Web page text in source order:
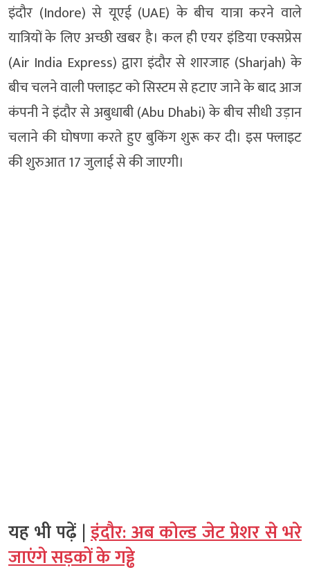
इंदौर (Indore) से यूएई (UAE) के बीच यात्रा करने वाले
यात्रियों के लिए अच्छी खबर है। कल ही एयर इंडिया एक्सप्रेस
(Air India Express) द्वारा इंदौर से शारजाह (Sharjah) के
बीच चलने वाली फ्लाइट को सिस्टम से हटाए जाने के बाद आज
कंपनी ने इंदौर से अबुधाबी (Abu Dhabi) के बीच सीधी उड़ान
चलाने की घोषणा करते हुए बुकिंग शुरू कर दी। इस फ्लाइट
की शुरुआत 17 जुलाई से की जाएगी।
यह भी पढ़ें |इंदौर: अब कोल्ड जेट प्रेशर से भरे
जाएंगे सड़कों के गड्ढे